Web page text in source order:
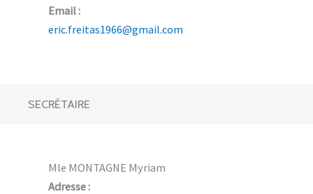
Email :
eric.freitas1966@gmail.com
SECRÉTAIRE
Mle MONTAGNE Myriam
Adresse :